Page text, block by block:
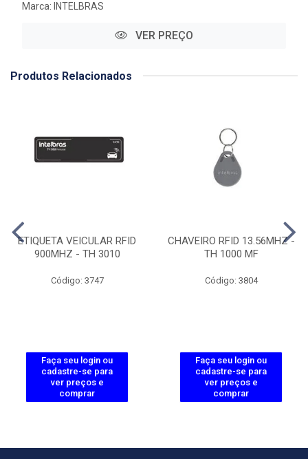
Marca: INTELBRAS
VER PREÇO
Produtos Relacionados
ETIQUETA VEICULAR RFID
900MHZ - TH 3010
Código: 3747
Faça seu login ou
cadastre-se para
ver preços e
comprar
CHAVEIRO RFID 13.56MHZ -
TH 1000 MF
Código: 3804
Faça seu login ou
cadastre-se para
ver preços e
comprar